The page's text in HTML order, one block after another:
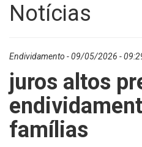
Notícias
Endividamento - 09/05/2026 -
juros altos
famílias